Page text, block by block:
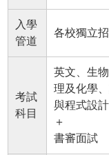
入學
管道
各校獨立
考試
科目
英文、生
理及化學
與程式設計
＋
書審面試